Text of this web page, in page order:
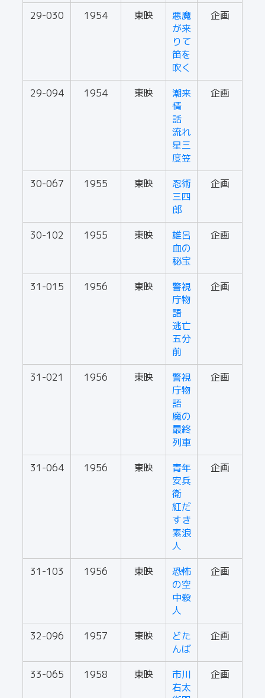
29-030 1954 東映
悪魔
が来
りて
笛を
吹く
企画
29-094 1954 東映
潮来
情
話
流れ
星三
度笠
企画
30-067 1955 東映
忍術
三四
郎
企画
30-102 1955 東映
雄呂
血の
秘宝
企画
31-015 1956 東映
警視
庁物
語
逃亡
五分
前
企画
31-021 1956 東映
警視
庁物
語
魔の
最終
列車
企画
31-064 1956 東映
青年
安兵
衛
紅だ
すき
素浪
人
企画
31-103 1956 東映
恐怖
の空
中殺
人
企画
32-096 1957 東映
どた
んば
企画
33-065 1958 東映
市川
右太
企画